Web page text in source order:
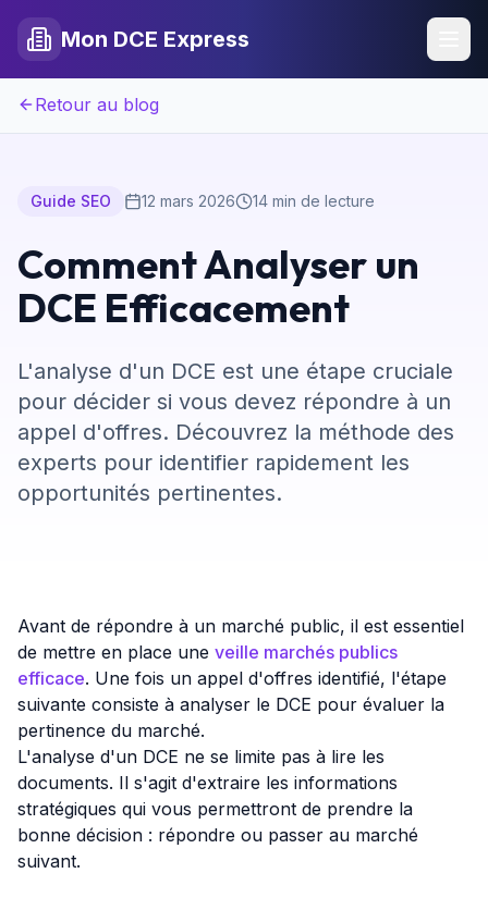
Mon DCE Express
Retour au blog
Guide SEO 12 mars 2026 14 min de lecture
Comment Analyser un
DCE Efficacement
L'analyse d'un DCE est une étape cruciale
pour décider si vous devez répondre à un
appel d'offres. Découvrez la méthode des
experts pour identifier rapidement les
opportunités pertinentes.
Avant de répondre à un marché public, il est essentiel
de mettre en place une veille marchés publics
efficace. Une fois un appel d'offres identifié, l'étape
suivante consiste à analyser le DCE pour évaluer la
pertinence du marché.
L'analyse d'un DCE ne se limite pas à lire les
documents. Il s'agit d'extraire les informations
stratégiques qui vous permettront de prendre la
bonne décision : répondre ou passer au marché
suivant.